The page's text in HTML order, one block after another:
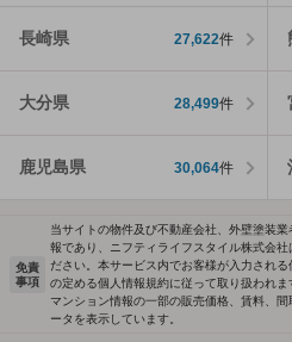
長崎県 27,622件
大分県 28,499件
鹿児島県 30,064件
免責
事項
当サイトの物件及び不動産会社、外壁塗装
報であり、ニフティライフスタイル株式会
ださい。本サービス内でお客様が入力され
の定める個人情報規約に従って取り扱われま
マンション情報の一部の販売価格、賃料、
ータを表示しています。